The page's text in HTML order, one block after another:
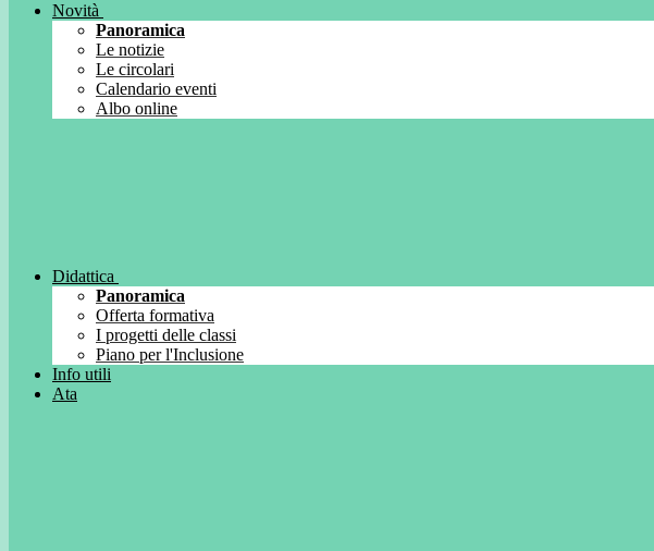
Novità
Panoramica
Le notizie
Le circolari
Calendario eventi
Albo online
Didattica
Panoramica
Offerta formativa
I progetti delle classi
Piano per l'Inclusione
Info utili
Ata